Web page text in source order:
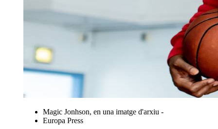
Magic Jonhson, en una imatge d'arxiu -
Europa Press